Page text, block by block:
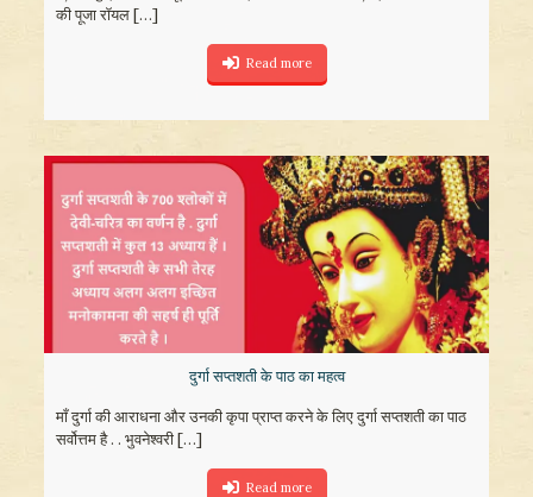
की पूजा रॉयल[…]
Read more
दुर्गा सप्तशती के पाठ का महत्व
माँ दुर्गा की आराधना और उनकी कृपा प्राप्त करने के लिए दुर्गा सप्तशती का पाठ
सर्वोत्तम है . . भुवनेश्वरी[…]
Read more